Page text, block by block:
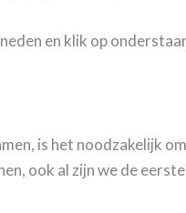
en klik op
is het noodzakelijk
ook al zijn we de